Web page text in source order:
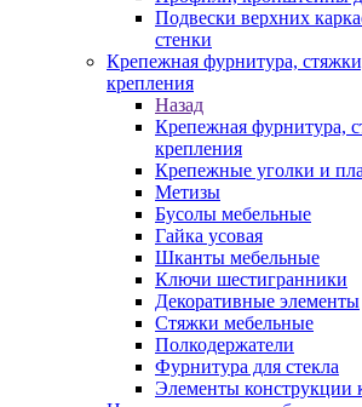
Подвески верхних
стенки
Крепежная фурнитура,
крепления
Назад
Крепежная фурнитура,
крепления
Крепежные уголки и
Метизы
Бусолы мебельные
Гайка усовая
Шканты мебельные
Ключи шестигранники
Декоративные элементы
Стяжки мебельные
Полкодержатели
Фурнитура для стекла
Элементы конструкции